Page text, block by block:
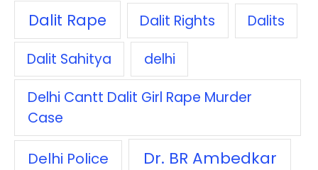
Dalit Rape Dalit Rights Dalits
Dalit Sahitya delhi
Delhi Cantt Dalit Girl Rape Murder
Case
Delhi Police Dr. BR Ambedkar